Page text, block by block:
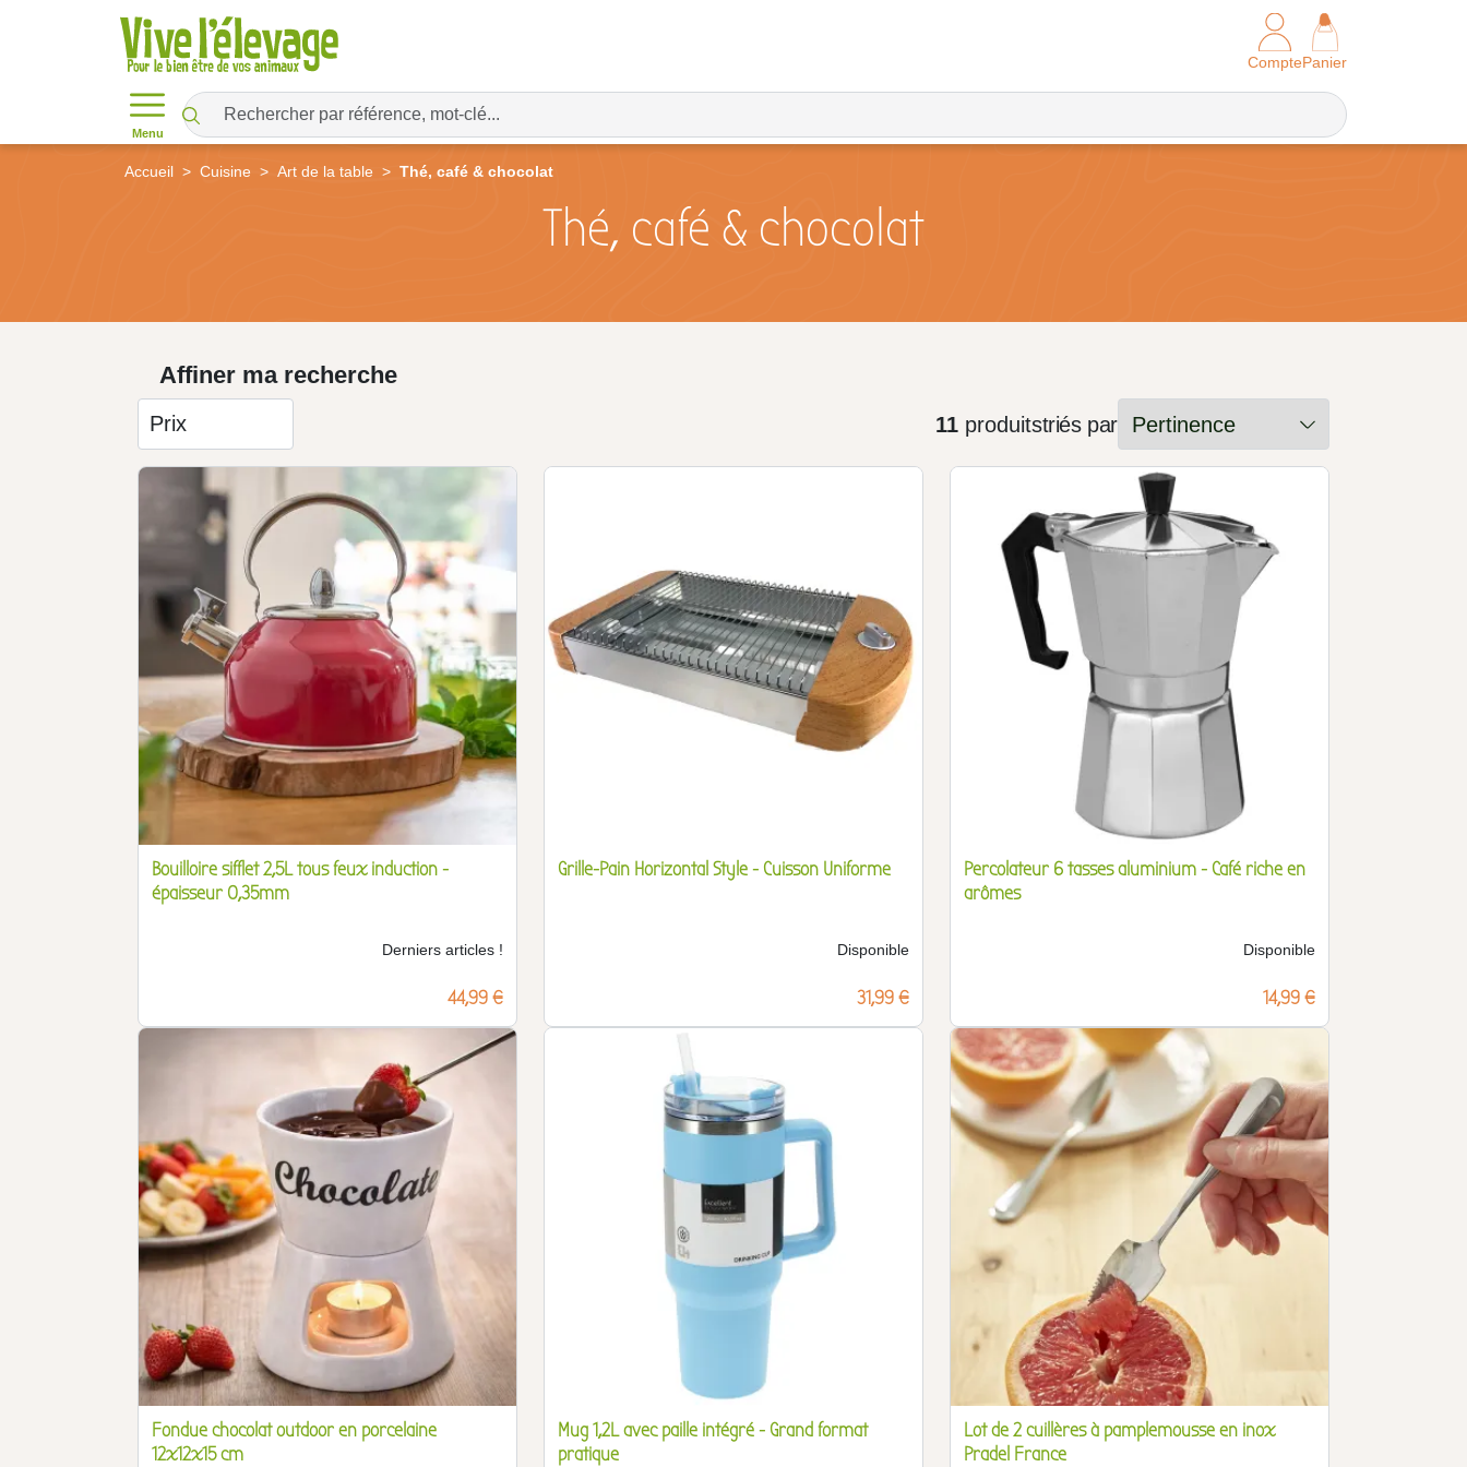
ComptePanier
Menu
Accueil Cuisine Art de la table Thé, café & chocolat
Thé, café & chocolat
Affiner ma recherche
Prix 11produitstriés par
Bouilloire sifflet 2,5L tous feux induction -
épaisseur 0,35mm
Derniers articles !
Prix
44,99 €
Grille-Pain Horizontal Style - Cuisson Uniforme
Disponible
Prix
31,99 €
Percolateur 6 tasses aluminium - Café riche en
arômes
Disponible
Prix
14,99 €
Fondue chocolat outdoor en porcelaine
12x12x15 cm
Mug 1,2L avec paille intégré - Grand format
pratique
Lot de 2 cuillères à pamplemousse en inox
Pradel France